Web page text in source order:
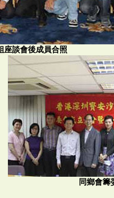
座談會後成員合照
同鄉會籌